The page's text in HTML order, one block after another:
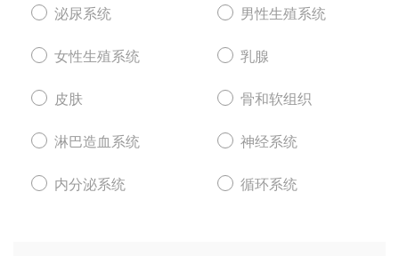
泌尿系统 男性生殖系统
女性生殖系统 乳腺
皮肤 骨和软组织
淋巴造血系统 神经系统
内分泌系统 循环系统